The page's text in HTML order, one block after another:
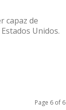
capaz de
Unidos.
Page 6 of 6